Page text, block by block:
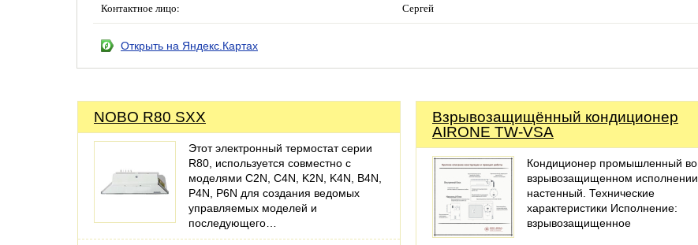
Контактное лицо: Сергей
Открыть на Яндекс.Картах
NOBO R80 SXX
Этот электронный термостат серии
R80, используется совместно с
моделями C2N, C4N, K2N, K4N, B4N,
P4N, P6N для создания ведомых
управляемых моделей и
последующего…
Взрывозащищённый кондиционер
AIRONE TW-VSA
Кондиционер промышленный во
взрывозащищенном исполнении,
настенный. Технические
характеристики Исполнение:
взрывозащищенное